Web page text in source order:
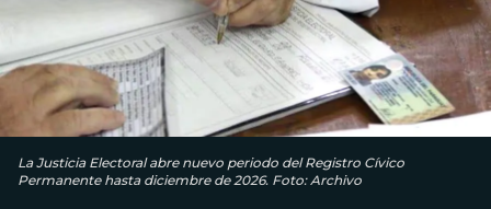
La Justicia Electoral abre nuevo periodo del Registro Cívico
Permanente hasta diciembre de 2026. Foto: Archivo